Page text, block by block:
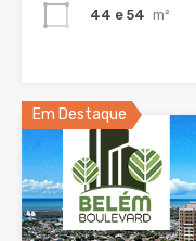
44 e 54 m²
Em Destaque